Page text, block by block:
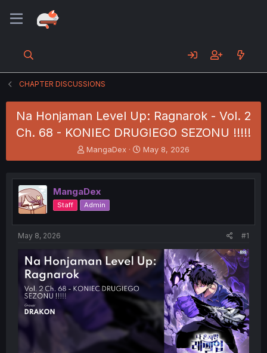
CHAPTER DISCUSSIONS
Na Honjaman Level Up: Ragnarok - Vol. 2
Ch. 68 - KONIEC DRUGIEGO SEZONU !!!!!
T
h
e
a
d
s
t
e
MangaDex
S
t
r
t
May 8, 2026
MangaDex
Staff Admin
May 8, 2026 #1